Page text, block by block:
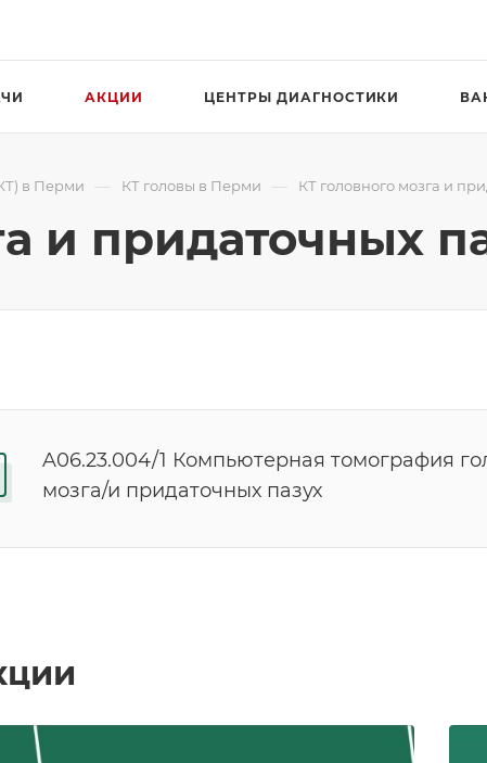
АКЦИИ ЦЕНТРЫ ДИАГНОСТИКИ
в Перми — КТ головы в Перми — КТ головного мозга и
и придаточных
A06.23.004/1 Компьютерная томография
мозга/и придаточных пазух